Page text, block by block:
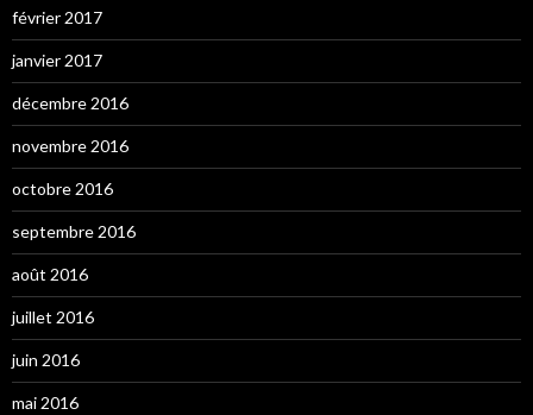
février 2017
janvier 2017
décembre 2016
novembre 2016
octobre 2016
septembre 2016
août 2016
juillet 2016
juin 2016
mai 2016